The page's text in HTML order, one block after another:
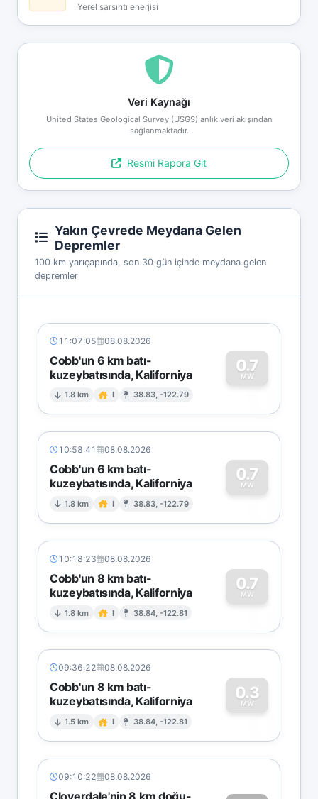
Yerel sarsıntı enerjisi
Veri Kaynağı
United States Geological Survey (USGS) anlık veri akışından
sağlanmaktadır.
Resmi Rapora Git
Yakın Çevrede Meydana Gelen
Depremler
100 km yarıçapında, son 30 gün içinde meydana gelen
depremler
11:07:05 08.08.2026
Cobb'un 6 km batı-
kuzeybatısında, Kaliforniya
1.8 km I 38.83, -122.79
0.7
MW
0
10:58:41 08.08.2026
Cobb'un 6 km batı-
kuzeybatısında, Kaliforniya
1.8 km I 38.83, -122.79
0.7
MW
0
10:18:23 08.08.2026
Cobb'un 8 km batı-
kuzeybatısında, Kaliforniya
1.8 km I 38.84, -122.81
0.7
MW
0
09:36:22 08.08.2026
Cobb'un 8 km batı-
kuzeybatısında, Kaliforniya
1.5 km I 38.84, -122.81
0.3
MW
0
09:10:22 08.08.2026
Cloverdale'nin 8 km doğu-